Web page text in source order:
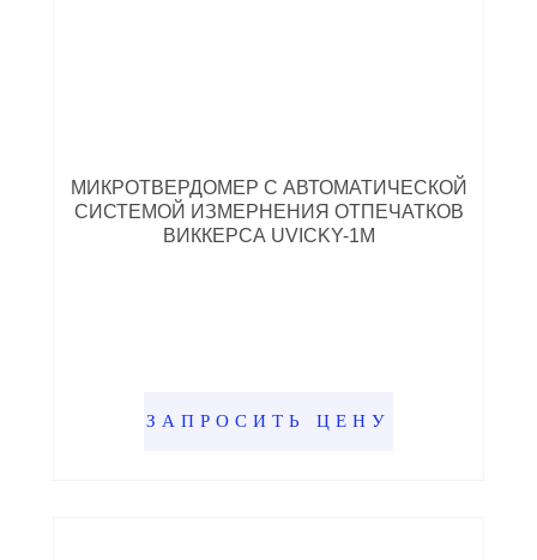
МИКРОТВЕРДОМЕР С АВТОМАТИЧЕСКОЙ
СИСТЕМОЙ ИЗМЕРНЕНИЯ ОТПЕЧАТКОВ
ВИККЕРСА UVICKY-1M
ЗАПРОСИТЬ ЦЕНУ